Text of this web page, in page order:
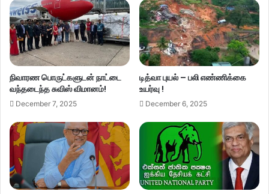
நிவாரண பொருட்களுடன் நாட்டை
வந்தடைந்த சுவிஸ் விமானம்!
December 7, 2025
டித்வா புயல் – பலி எண்ணிக்கை
உயர்வு !
December 6, 2025